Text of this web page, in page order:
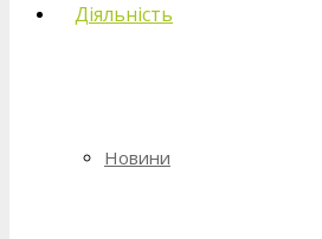
Діяльність
Новини